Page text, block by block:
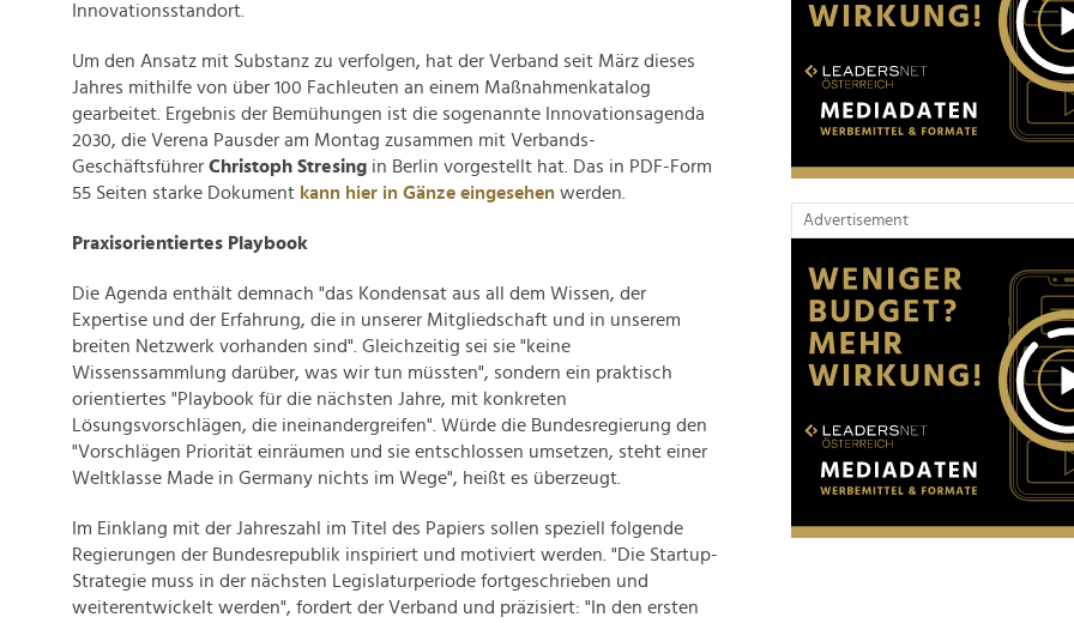
Innovationsstandort.
Um den Ansatz mit Substanz zu verfolgen, hat der Verband seit März dieses
Jahres mithilfe von über 100 Fachleuten an einem Maßnahmenkatalog
gearbeitet. Ergebnis der Bemühungen ist die sogenannte Innovationsagenda
2030, die Verena Pausder am Montag zusammen mit Verbands-
Geschäftsführer Christoph Stresing in Berlin vorgestellt hat. Das in PDF-Form
55 Seiten starke Dokument kann hier in Gänze eingesehen werden.
Praxisorientiertes Playbook
Die Agenda enthält demnach "das Kondensat aus all dem Wissen, der
Expertise und der Erfahrung, die in unserer Mitgliedschaft und in unserem
breiten Netzwerk vorhanden sind". Gleichzeitig sei sie "keine
Wissenssammlung darüber, was wir tun müssten", sondern ein praktisch
orientiertes "Playbook für die nächsten Jahre, mit konkreten
Lösungsvorschlägen, die ineinandergreifen". Würde die Bundesregierung den
"Vorschlägen Priorität einräumen und sie entschlossen umsetzen, steht einer
Weltklasse Made in Germany nichts im Wege", heißt es überzeugt.
Im Einklang mit der Jahreszahl im Titel des Papiers sollen speziell folgende
Regierungen der Bundesrepublik inspiriert und motiviert werden. "Die Startup-
Strategie muss in der nächsten Legislaturperiode fortgeschrieben und
weiterentwickelt werden", fordert der Verband und präzisiert: "In den ersten
Advertisement